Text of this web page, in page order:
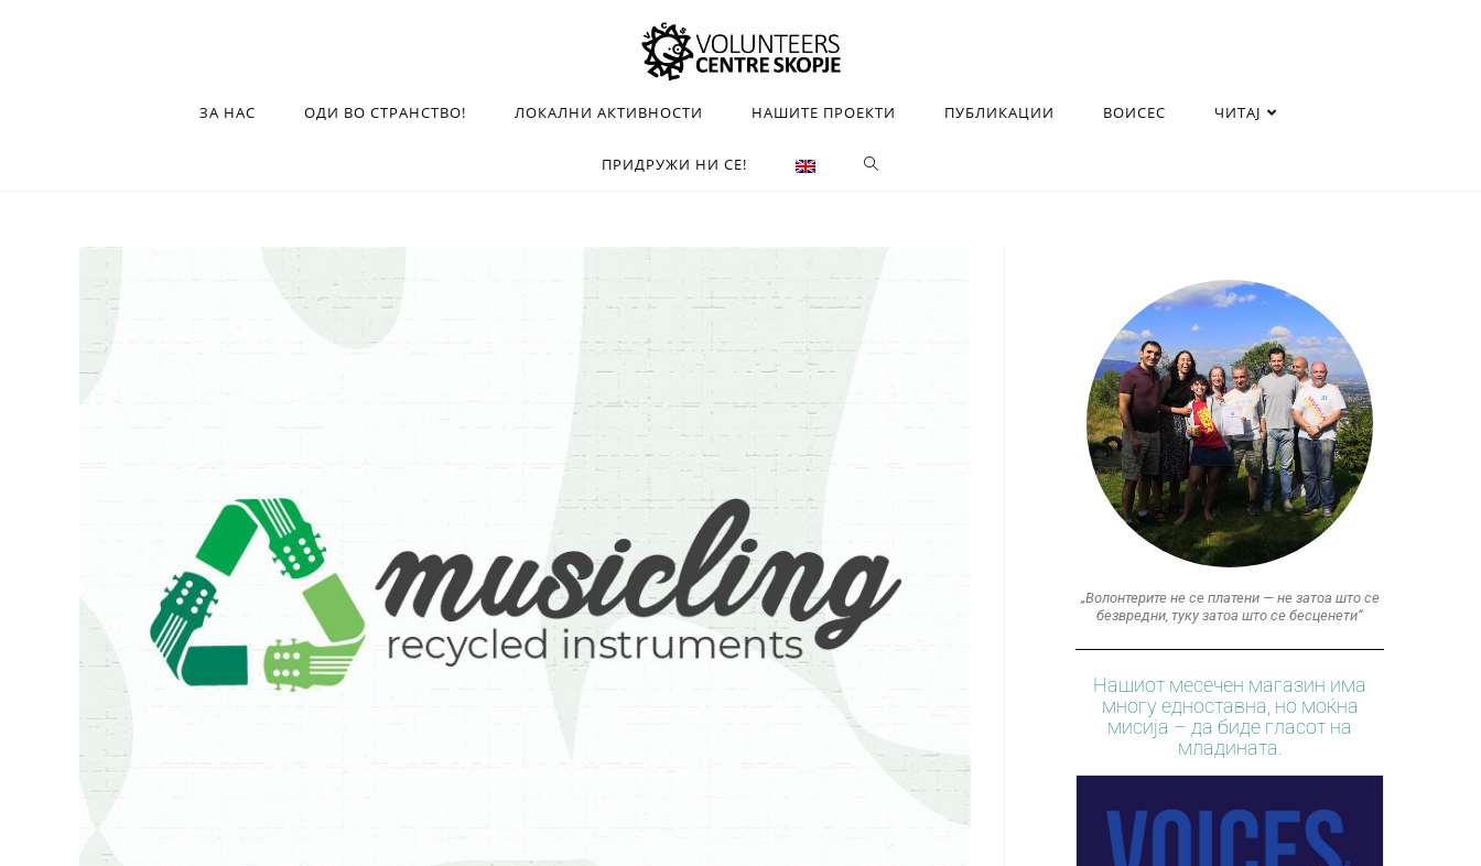
ЗА НАС ОДИ ВО СТРАНСТВО! ЛОКАЛНИ АКТИВНОСТИ НАШИТЕ ПРОЕКТИ ПУБЛИКАЦИИ ВОИСЕС ЧИТАЈ
ПРИДРУЖИ НИ СЕ!
„Волонтерите не се платени — не затоа што се
безвредни, туку затоа што се бесценети“
Нашиот месечен магазин има
многу едноставна, но моќна
мисија – да биде гласот на
младината.